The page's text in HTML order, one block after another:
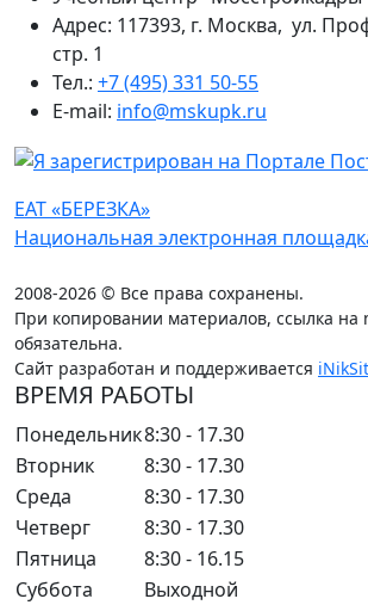
Адрес: 117393, г. Москва, ул.
стр. 1
Тел.: +7 (495) 331 50-55
E-mail: info@mskupk.ru
ЕАТ «БЕРЕЗКА»
Национальная электронная
2008-2026 © Все права сохранены.
При копировании материалов, ссылка на
обязательна.
Сайт разработан и поддерживается
ВРЕМЯ РАБОТЫ
Понедельник8:30 - 17.30
Вторник
8:30 - 17.30
Среда
8:30 - 17.30
Четверг
8:30 - 17.30
Пятница
8:30 - 16.15
Суббота
Выходной